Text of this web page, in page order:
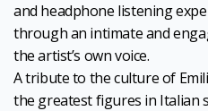
and headphone listening
through an intimate and
the artist’s own voice.
A tribute to the culture of
the greatest figures in Italian